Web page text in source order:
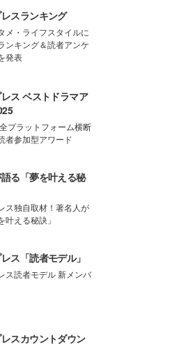
スランキング
メ・ライフスタイルに
ンキング＆読者アンケ
発表
ス ベストドラマア
プラットフォーム横断
者参加型アワード
る「夢を叶える秘
ス独自取材！著名人が
叶える秘訣」
ス「読者モデル」
ス読者モデル 新メンバ
スカウントダウン